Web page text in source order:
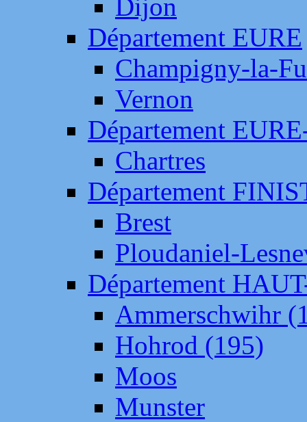
Dijon
Département EURE
Champigny-la-
Vernon
Département
Chartres
Département
Brest
Ploudaniel-
Département
Ammerschwihr
Hohrod (195)
Moos
Munster